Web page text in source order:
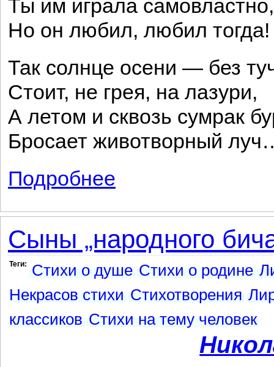
Ты им играла самовластно,
Но он любил, любил тогда!
Так солнце осени — без
Стоит, не грея, на лазури,
А летом и сквозь сумрак
Бросает животворный
Подробнее
Сыны „народного
Теги: Стихи о душе Стихи о родине
Некрасов стихи Стихотворения
классиков Стихи на тему человек